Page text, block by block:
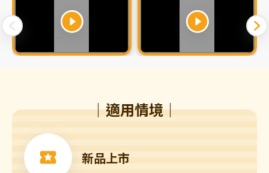
｜適用情境｜
新品上市